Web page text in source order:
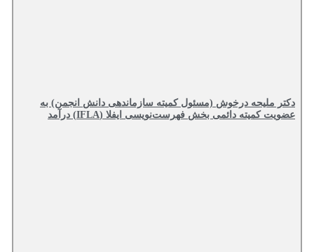
دکتر ملیحه درخوش (مسئول کمیته سازماندهی دانش انجمن) به
عضویت کمیته دائمی بخش فهرست‌نویسی ایفلا (IFLA) درآمد